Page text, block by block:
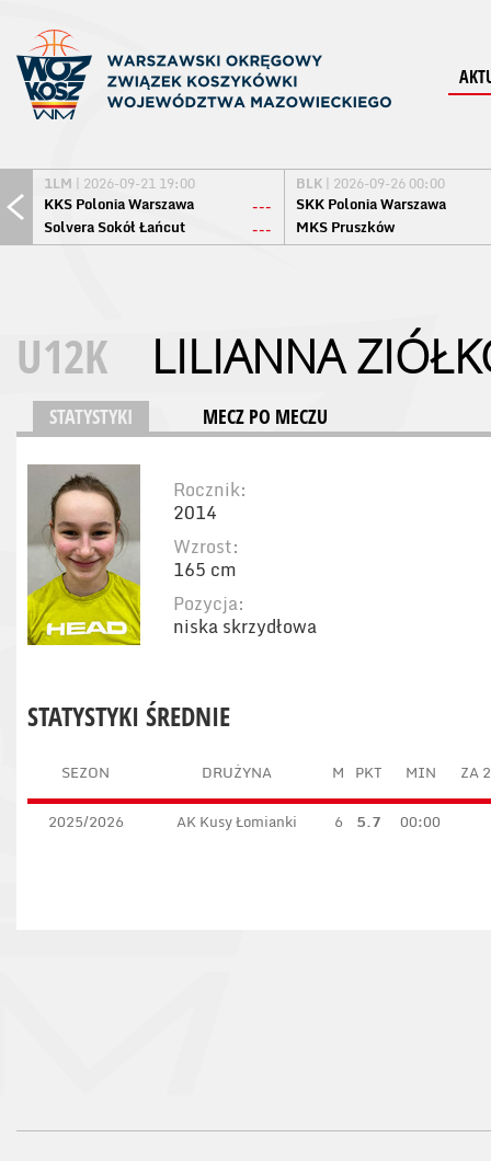
1LM | 2026-09-21 19:00
KKS Polonia Warszawa
---
Solvera Sokół Łańcut
---
BLK | 2026-09-26 00:00
SKK Polonia Warszawa
MKS Pruszków
U12K LILIANNA
STATYSTYKI MECZ PO MECZU
Rocznik:
2014
Wzrost:
165 cm
Pozycja:
niska skrzydłowa
STATYSTYKI ŚREDNIE
SEZON DRUŻYNA M PKT MIN ZA 2
2025/2026 AK Kusy Łomianki 6 5.7 00:00